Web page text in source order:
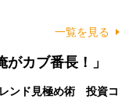
一覧を見る
カブ番長！」
レンド見極め術 投資コ